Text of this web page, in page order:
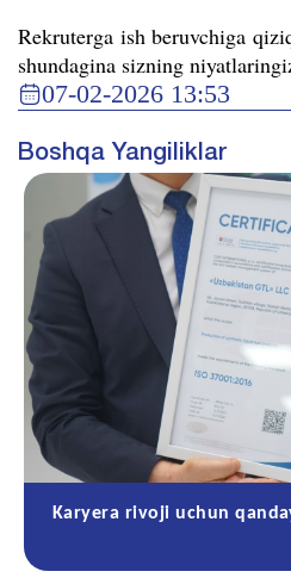
Rekruterga ish beruvchiga
shundagina sizning
07-02-2026 13:53
Boshqa Yangiliklar
Karyera rivoji uchun